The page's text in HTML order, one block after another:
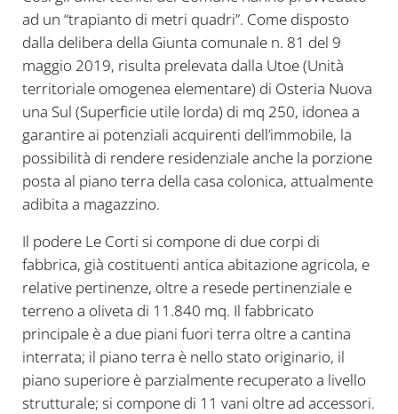
ad un “trapianto di metri quadri”. Come disposto
dalla delibera della Giunta comunale n. 81 del 9
maggio 2019, risulta prelevata dalla Utoe (Unità
territoriale omogenea elementare) di Osteria Nuova
una Sul (Superficie utile lorda) di mq 250, idonea a
garantire ai potenziali acquirenti dell’immobile, la
possibilità di rendere residenziale anche la porzione
posta al piano terra della casa colonica, attualmente
adibita a magazzino.
Il podere Le Corti si compone di due corpi di
fabbrica, già costituenti antica abitazione agricola, e
relative pertinenze, oltre a resede pertinenziale e
terreno a oliveta di 11.840 mq. Il fabbricato
principale è a due piani fuori terra oltre a cantina
interrata; il piano terra è nello stato originario, il
piano superiore è parzialmente recuperato a livello
strutturale; si compone di 11 vani oltre ad accessori.